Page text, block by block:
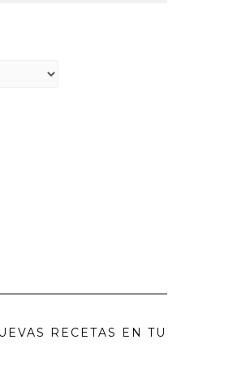
RECETAS EN TU